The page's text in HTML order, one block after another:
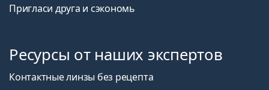
Пригласи друга и сэкономь
Ресурсы от наших экспертов
Контактные линзы без рецепта